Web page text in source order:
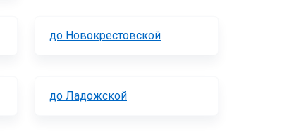
до Новокрестовской
до Ладожской